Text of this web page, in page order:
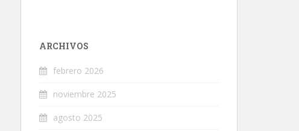
ARCHIVOS
febrero 2026
noviembre 2025
agosto 2025